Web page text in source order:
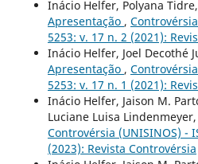
Inácio Helfer, Polyana
Apresentação ,
5253: v. 17 n. 2 (2021):
Inácio Helfer, Joel Decothé
Apresentação ,
5253: v. 17 n. 1 (2021):
Inácio Helfer, Jaison M.
Luciane Luisa Lindenmeyer,
Controvérsia (UNISINOS) -
(2023): Revista Controvérsia